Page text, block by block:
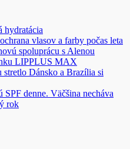
hydratácia
vlasov a farby počas leta
spoluprácu s Alenou
LIPPLUS MAX
stretlo Dánsko a Brazília si
denne. Väčšina necháva
rok